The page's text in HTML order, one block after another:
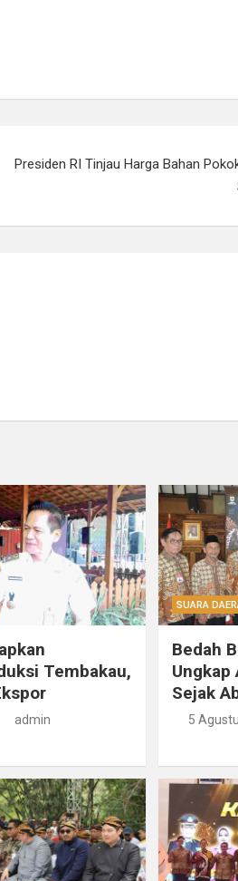
Presiden RI Tinjau Harga Bahan
Tembakau,
admin
SUARA
Bedah
Ungkap
Sejak
5